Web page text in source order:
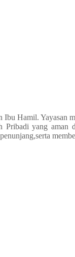
Hamil. Yayasan
yang aman